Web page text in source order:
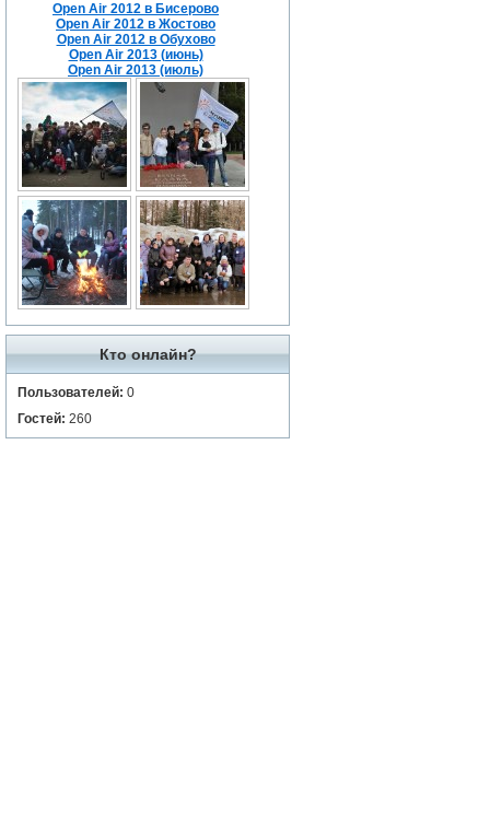
Open Air 2012 в Бисерово
Open Air 2012 в Жостово
Open Air 2012 в Обухово
Open Air 2013 (июнь)
Open Air 2013 (июль)
Кто онлайн?
Пользователей: 0
Гостей: 260